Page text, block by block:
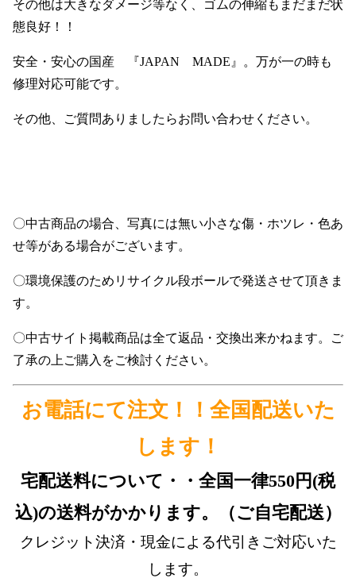
その他は大きなダメージ等なく、ゴムの伸縮もまだまだ状
態良好！！
安全・安心の国産 『JAPAN MADE』。万が一の時も
修理対応可能です。
その他、ご質問ありましたらお問い合わせください。
〇中古商品の場合、写真には無い小さな傷・ホツレ・色あ
せ等がある場合がございます。
〇環境保護のためリサイクル段ボールで発送させて頂きま
す。
〇中古サイト掲載商品は全て返品・交換出来かねます。ご
了承の上ご購入をご検討ください。
お電話にて注文！！全国配送いた
します！
宅配送料について・・全国一律550円(税
込)の送料がかかります。（ご自宅配送）
クレジット決済・現金による代引きご対応いた
します。